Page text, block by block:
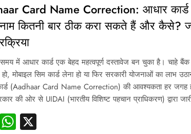
Card Name Correction: आधार
कितनी बार ठीक करा सकते हैं और कैसे?
में आधार कार्ड एक बेहद महत्वपूर्ण दस्तावेज बन चुका है। चाहे बैंक
मोबाइल सिम कार्ड लेना हो या फिर सरकारी योजनाओं का लाभ
(Aadhaar Card Name Correction) की आवश्यकता हर जगह
की ओर से UIDAI (भारतीय विशिष्ट पहचान प्राधिकरण) द्वारा
WhatsApp
X